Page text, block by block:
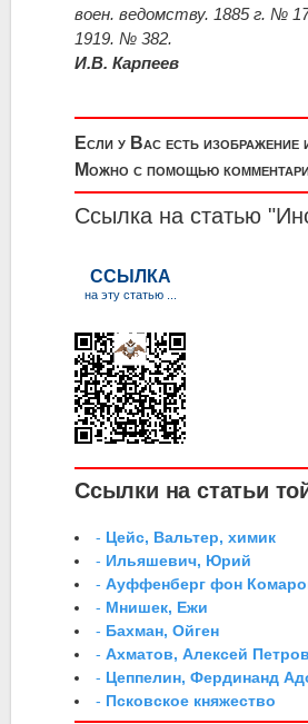
воен. ведомству. 1885 г. №
1919. № 382.
И.В. Карпеев
Если у Вас есть
Можно с помощью
Ссылка на статью
Ссылки на статьи
- Цейс, Вальтер, химик
- Ильяшевич, Юрий
-Ауффенберг фон
- Мнишек, Ежи
- Бахман, Ойген
-Ахматов, Алексей
- Цеппелин, Фердинанд
- Псковское княжество